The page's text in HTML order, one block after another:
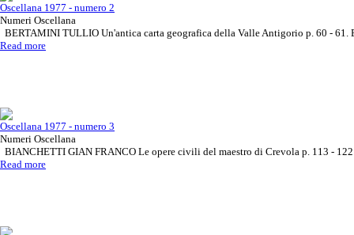
Oscellana 1977 - numero 2
Numeri Oscellana
BERTAMINI TULLIO Un'antica carta geografica della Valle Antigorio p. 60 - 61.
Read more
Oscellana 1977 - numero 3
Numeri Oscellana
BIANCHETTI GIAN FRANCO Le opere civili del maestro di Crevola p. 113 -
Read more